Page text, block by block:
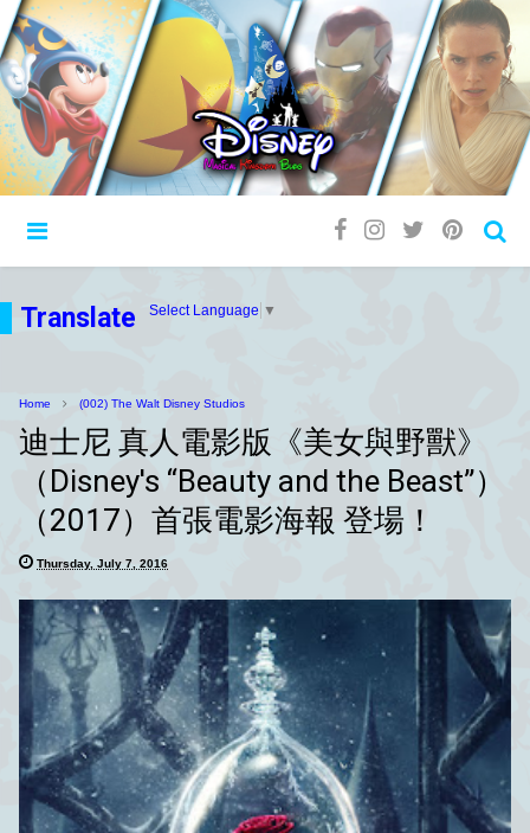
Translate Select Language ▼
Home (002) The Walt Disney Studios
迪士尼 真人電影版《美女與野獸》
（Disney's “Beauty and the Beast”）
（2017）首張電影海報 登場！
Thursday, July 7, 2016